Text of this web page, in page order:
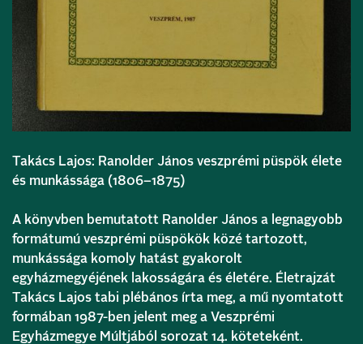
Takács Lajos: Ranolder János veszprémi püspök élete
és munkássága (1806–1875)
A könyvben bemutatott Ranolder János a legnagyobb
formátumú veszprémi püspökök közé tartozott,
munkássága komoly hatást gyakorolt
egyházmegyéjének lakosságára és életére. Életrajzát
Takács Lajos tabi plébános írta meg, a mű nyomtatott
formában 1987-ben jelent meg a Veszprémi
Egyházmegye Múltjából sorozat 14. köteteként.